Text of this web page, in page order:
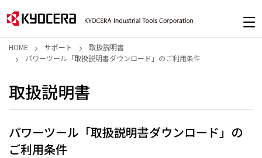
HOME サポート
取扱説明書
パワーツール「取扱説明書ダウンロード」のご利用条件
取扱説明書
パワーツール「取扱説明書ダウンロード」の
ご利用条件